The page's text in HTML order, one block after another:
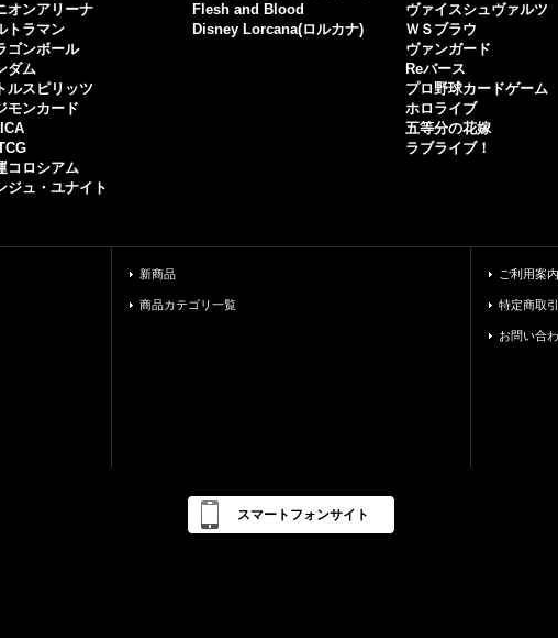
オンアリーナ
トラマン
ゴンボール
ダム
ルスピリッツ
モンカード
コロシアム
ジュ・ユナイト
Flesh and Blood
Disney Lorcana(ロルカナ)
ヴァイスシュヴァルツ
ＷＳブラウ
ヴァンガード
Reバース
プロ野球カードゲーム
ホロライブ
五等分の花嫁
ラブライブ！
新商品
商品カテゴリ一覧
ご利用案内
特定商取
お問い合
スマートフォンサイト